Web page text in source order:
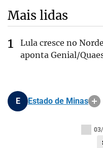
Mais lidas
Lula cresce no
aponta Genial/
E Estado de Minas